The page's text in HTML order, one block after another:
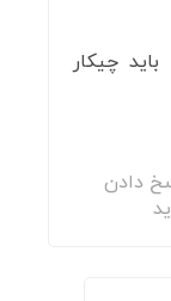
باید چیکار
دادن